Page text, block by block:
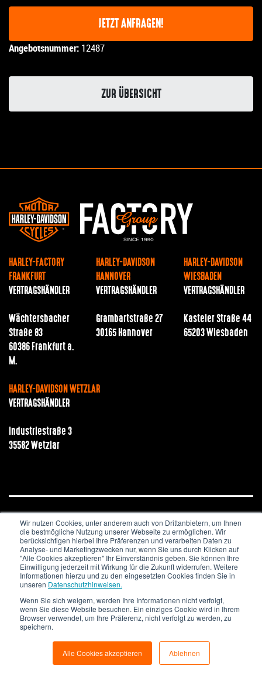
Wir nutzen Cookies, unter anderem auch von Drittanbietern, um Ihnen
die bestmögliche Nutzung unserer Webseite zu ermöglichen. Wir
berücksichtigen hierbei Ihre Präferenzen und verarbeiten Daten zu
Analyse- und Marketingzwecken nur, wenn Sie uns durch Klicken auf
"Alle Cookies akzeptieren" Ihr Einverständnis geben. Sie können Ihre
Einwilligung jederzeit mit Wirkung für die Zukunft widerrufen. Weitere
Informationen hierzu und zu den eingesetzten Cookies finden Sie in
unseren Datenschutzhinweisen.
Wenn Sie sich weigern, werden Ihre Informationen nicht verfolgt,
wenn Sie diese Website besuchen. Ein einziges Cookie wird in Ihrem
Browser verwendet, um Ihre Präferenz, nicht verfolgt zu werden, zu
speichern.
Alle Cookies akzeptieren Ablehnen
JETZT ANFRAGEN!
Angebotsnummer: 12487
ZUR ÜBERSICHT
HARLEY-FACTORY
FRANKFURT
VERTRAGSHÄNDLER
Wächtersbacher
Straße 83
60386 Frankfurt a.
M.
HARLEY-DAVIDSON
HANNOVER
VERTRAGSHÄNDLER
Grambartstraße 27
30165 Hannover
HARLEY-DAVIDSON
WIESBADEN
VERTRAGSHÄNDLER
Kasteler Straße 44
65203 Wiesbaden
HARLEY-DAVIDSON WETZLAR
VERTRAGSHÄNDLER
Industriestraße 3
35582 Wetzlar
JOBS & KARRIERE NEWSLETTER
IMPRESSUM
DATENSCHUTZ
Copyright © 2020. All Rights Reserved.